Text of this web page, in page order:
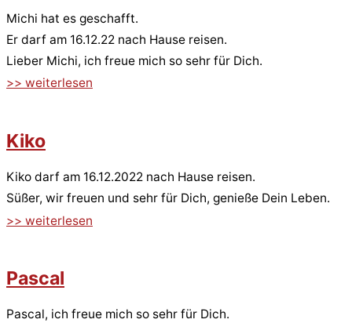
Michi hat es geschafft.
Er darf am 16.12.22 nach Hause reisen.
Lieber Michi, ich freue mich so sehr für Dich.
>> weiterlesen
Kiko
Kiko darf am 16.12.2022 nach Hause reisen.
Süßer, wir freuen und sehr für Dich, genieße Dein Leben.
>> weiterlesen
Pascal
Pascal, ich freue mich so sehr für Dich.